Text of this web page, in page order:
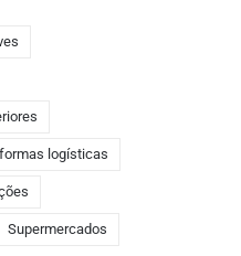
logísticas
Supermercados